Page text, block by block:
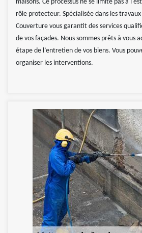
maisons. Ce processus ne se limite pas à
rôle protecteur. Spécialisée dans les
Couverture vous garantit des services
de vos façades. Nous sommes prêts à vous
étape de l’entretien de vos biens. Vous
organiser les interventions.